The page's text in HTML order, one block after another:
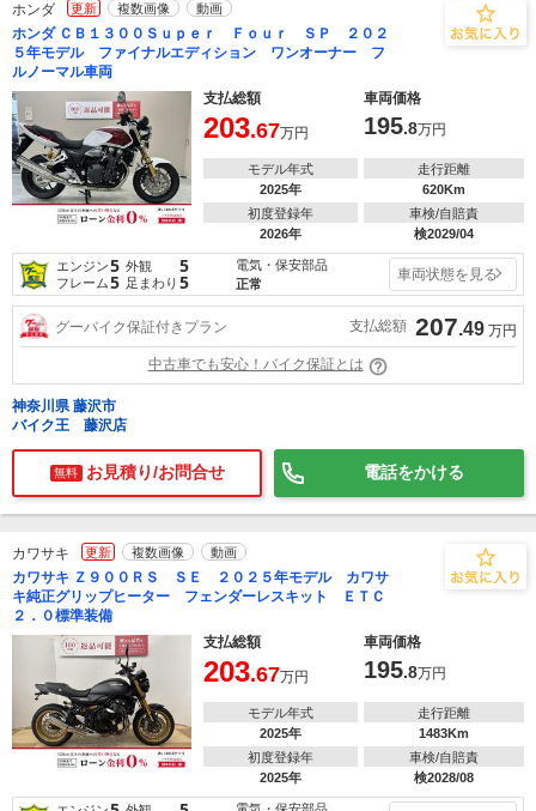
ホンダ 更新 複数画像 動画
ホンダ ＣＢ１３００Ｓｕｐｅｒ Ｆｏｕｒ ＳＰ ２０２
５年モデル ファイナルエディション ワンオーナー フ
ルノーマル車両
支払総額
車両価格
203.67万円 195.8万円
モデル年式
2025年
走行距離
620Km
初度登録年
2026年
車検/自賠責
検2029/04
エンジン5 外観 5
フレーム5 足まわり 5
電気・保安部品
正常
車両状態を見る
グーバイク保証付きプラン 支払総額 207.49 万円
中古車でも安心！バイク保証とは
神奈川県 藤沢市
バイク王 藤沢店
無料 お見積り/お問合せ 電話をかける
カワサキ 更新 複数画像 動画
カワサキ Ｚ９００ＲＳ ＳＥ ２０２５年モデル カワサ
キ純正グリップヒーター フェンダーレスキット ＥＴＣ
２．０標準装備
支払総額
車両価格
203.67万円 195.8万円
モデル年式
2025年
走行距離
1483Km
初度登録年
2025年
車検/自賠責
検2028/08